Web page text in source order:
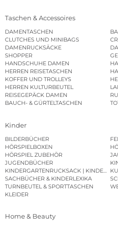
Taschen & Accessoires
DAMENTASCHEN
CLUTCHES UND MINIBAGS
DAMENRUCKSÄCKE
SHOPPER
HANDSCHUHE DAMEN
HERREN REISETASCHEN
KOFFER UND TROLLEYS
HERREN KULTURBEUTEL
REISEGEPÄCK DAMEN
BAUCH- & GÜRTELTASCHEN
Kinder
BILDERBÜCHER
HÖRSPIELBOXEN
HÖRSPIEL ZUBEHÖR
JUGENDBÜCHER
SACHBÜCHER & KINDERLEXIKA
TURNBEUTEL & SPORTTASCHEN
KLEIDER
Home & Beauty